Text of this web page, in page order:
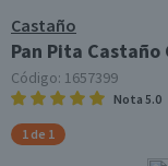
Castaño
Pan Pita Castaño
Código: 1657399
Nota 5.0
1 de 1